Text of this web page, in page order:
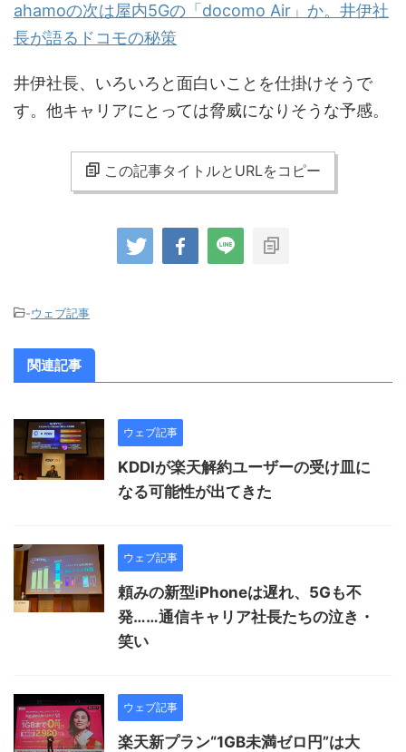
ahamoの次は屋内5Gの「docomo Air」か。井伊社
長が語るドコモの秘策
井伊社長、いろいろと面白いことを仕掛けそうで
す。他キャリアにとっては脅威になりそうな予感。
この記事タイトルとURLをコピー
-ウェブ記事
関連記事
ウェブ記事
KDDIが楽天解約ユーザーの受け皿に
なる可能性が出てきた
ウェブ記事
頼みの新型iPhoneは遅れ、5Gも不
発……通信キャリア社長たちの泣き・
笑い
ウェブ記事
楽天新プラン“1GB未満ゼロ円”は大